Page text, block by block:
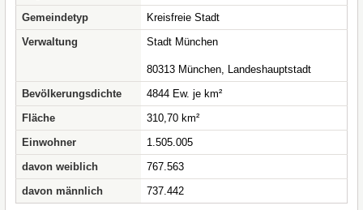
Gemeindetyp
Kreisfreie Stadt
Verwaltung
Stadt München
80313 München, Landeshauptstadt
Bevölkerungsdichte
4844 Ew. je km²
Fläche
310,70 km²
Einwohner
1.505.005
davon weiblich
767.563
davon männlich
737.442